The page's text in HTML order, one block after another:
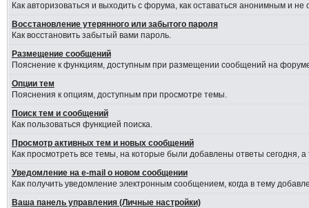
Как авторизоваться и выходить с форума, как оставаться анонимным и
Восстановление утерянного или забытого пароля
Как восстановить забытый вами пароль.
Размещение сообщений
Пояснение к функциям, доступным при размещении сообщений на
Опции тем
Пояснения к опциям, доступным при просмотре темы.
Поиск тем и сообщений
Как пользоваться функцией поиска.
Просмотр активных тем и новых сообщений
Как просмотреть все темы, на которые были добавлены ответы сегодня,
Уведомление на е-mail о новом сообщении
Как получить уведомление электронным сообщением, когда в тему
Ваша панель управления (Личные настройки)